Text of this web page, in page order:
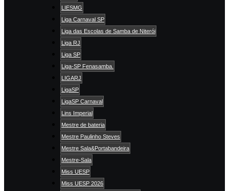
LIESMG
Liga Carnaval SP
Liga das Escolas de Samba de Niterói
Liga RJ
Liga SP
Liga-SP Fenasamba.
LIGARJ
LigaSP
LigaSP Carnaval
Lins Imperial
Mestre de bateria
Mestre Paulinho Steves
Mestre Sala&Portabandeira
Mestre-Sala
Miss UESP
Miss UESP 2026